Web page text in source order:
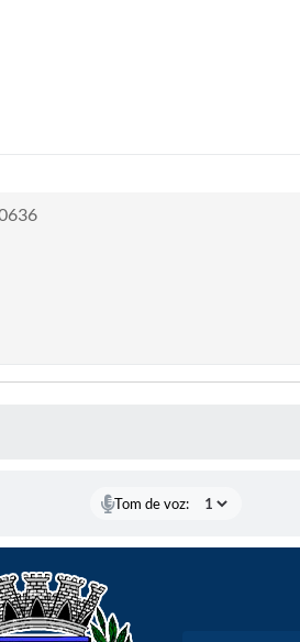
Tom de voz: